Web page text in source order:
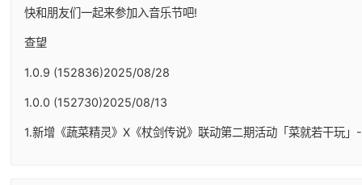
快和朋友们一起来参加入音乐节吧!
查望
1.0.9 (152836)2025/08/28
1.0.0 (152730)2025/08/13
1.新增《蔬菜精灵》X《杖剑传说》联动第二期活动「菜就若干玩